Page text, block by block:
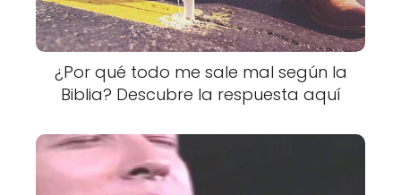
¿Por qué todo me sale mal según la
Biblia? Descubre la respuesta aquí